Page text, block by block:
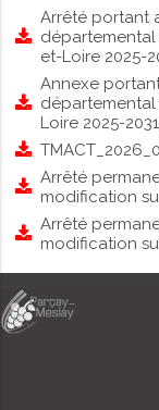
Arrêté portant
et-Loire 2025-
Annexe
Loire 2025-
Arrêté
modification
Arrêté
modification